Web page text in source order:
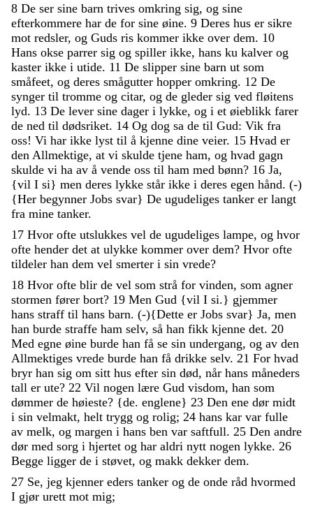
8 De ser sine barn trives omkring sig, og sine
efterkommere har de for sine øine. 9 Deres hus er sikre
mot redsler, og Guds ris kommer ikke over dem. 10
Hans okse parrer sig og spiller ikke, hans ku kalver og
kaster ikke i utide. 11 De slipper sine barn ut som
småfeet, og deres smågutter hopper omkring. 12 De
synger til tromme og citar, og de gleder sig ved fløitens
lyd. 13 De lever sine dager i lykke, og i et øieblikk farer
de ned til dødsriket. 14 Og dog sa de til Gud: Vik fra
oss! Vi har ikke lyst til å kjenne dine veier. 15 Hvad er
den Allmektige, at vi skulde tjene ham, og hvad gagn
skulde vi ha av å vende oss til ham med bønn? 16 Ja,
{vil I si} men deres lykke står ikke i deres egen hånd. (-)
{Her begynner Jobs svar} De ugudeliges tanker er langt
fra mine tanker.
17 Hvor ofte utslukkes vel de ugudeliges lampe, og hvor
ofte hender det at ulykke kommer over dem? Hvor ofte
tildeler han dem vel smerter i sin vrede?
18 Hvor ofte blir de vel som strå for vinden, som agner
stormen fører bort? 19 Men Gud {vil I si.} gjemmer
hans straff til hans barn. (-){Dette er Jobs svar} Ja, men
han burde straffe ham selv, så han fikk kjenne det. 20
Med egne øine burde han få se sin undergang, og av den
Allmektiges vrede burde han få drikke selv. 21 For hvad
bryr han sig om sitt hus efter sin død, når hans måneders
tall er ute? 22 Vil nogen lære Gud visdom, han som
dømmer de høieste? {de. englene} 23 Den ene dør midt
i sin velmakt, helt trygg og rolig; 24 hans kar var fulle
av melk, og margen i hans ben var saftfull. 25 Den andre
dør med sorg i hjertet og har aldri nytt nogen lykke. 26
Begge ligger de i støvet, og makk dekker dem.
27 Se, jeg kjenner eders tanker og de onde råd hvormed
I gjør urett mot mig;